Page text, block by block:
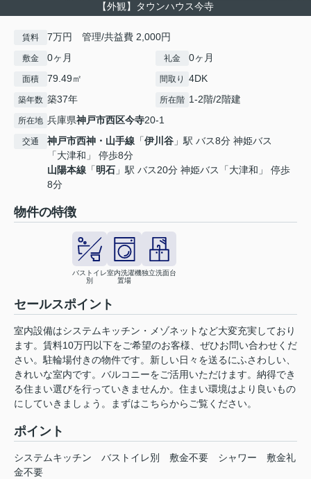
【外観】タウンハウス今寺
賃料 7万円 管理/共益費 2,000円
敷金 0ヶ月 礼金 0ヶ月
面積 79.49㎡ 間取り 4DK
築年数 築37年 所在階 1-2階/2階建
所在地 兵庫県神戸市西区今寺20-1
交通 神戸市西神・山手線 「伊川谷 」駅 バス8分 神姫バス
「大津和」 停歩8分
山陽本線 「明石 」駅 バス20分 神姫バス「大津和」 停歩
8分
物件の特徴
バストイレ
別
室内洗濯機
置場
独立洗面台
セールスポイント
室内設備はシステムキッチン・メゾネットなど大変充実しており
ます。賃料10万円以下をご希望のお客様、ぜひお問い合わせくだ
さい。駐輪場付きの物件です。新しい日々を送るにふさわしい、
きれいな室内です。バルコニーをご活用いただけます。納得でき
る住まい選びを行っていきませんか。住まい環境はより良いもの
にしていきましょう。まずはこちらからご覧ください。
ポイント
システムキッチン バストイレ別 敷金不要 シャワー
敷金礼
金不要